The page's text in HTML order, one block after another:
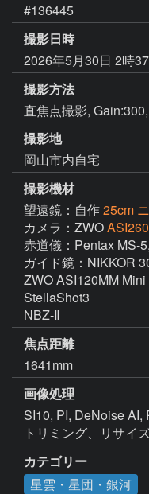
#136445
撮影日時
2026年5月30日 2時
撮影方法
直焦点撮影,
撮影地
岡山市内自宅
撮影機材
望遠鏡：自作25cm
カメラ：ZWO
赤道儀：Pentax MS-
ガイド鏡：NIKKOR
ZWO ASI120MM Mini
StellaShot3
NBZ-Ⅱ
焦点距離
1641mm
画像処理
SI10, PI, DeNoise AI,
トリミング、リサイ
カテゴリー
星雲・星団・銀河